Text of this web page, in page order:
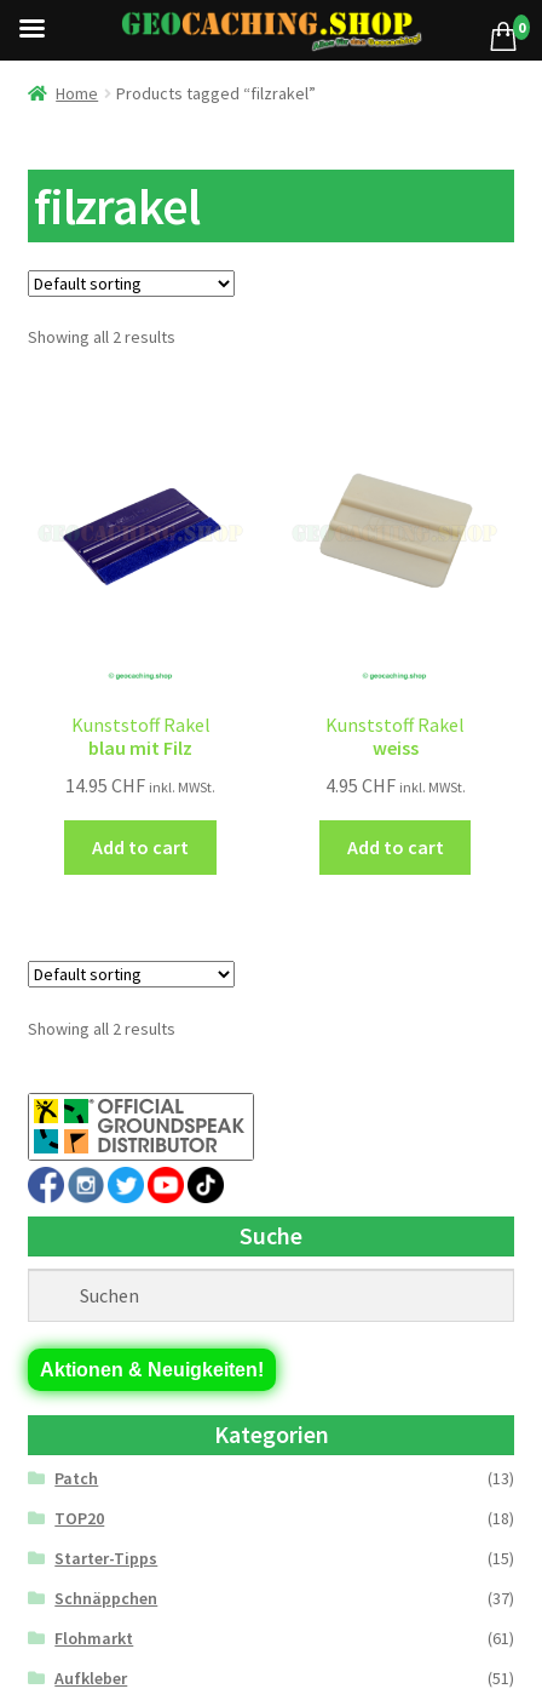
Home Products tagged “filzrakel”
filzrakel
Showing all 2 results
Kunststoff Rakel
blau mit Filz
14.95CHF inkl. MWSt.
Add to cart
Kunststoff Rakel
weiss
4.95 CHF inkl. MWSt.
Add to cart
Showing all 2 results
Suche
Aktionen & Neuigkeiten!
Kategorien
Patch
(13)
TOP20
(18)
Starter-Tipps
(15)
Schnäppchen
(37)
Flohmarkt
(61)
Aufkleber
(51)
0